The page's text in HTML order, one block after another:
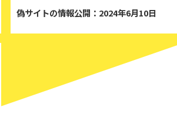
偽サイトの情報公開：2024年6月10日